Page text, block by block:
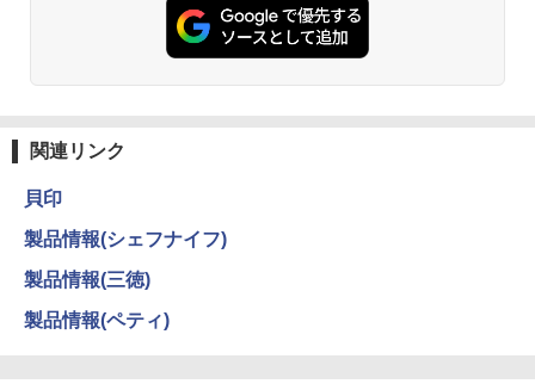
関連リンク
貝印
製品情報(シェフナイフ)
製品情報(三徳)
製品情報(ペティ)